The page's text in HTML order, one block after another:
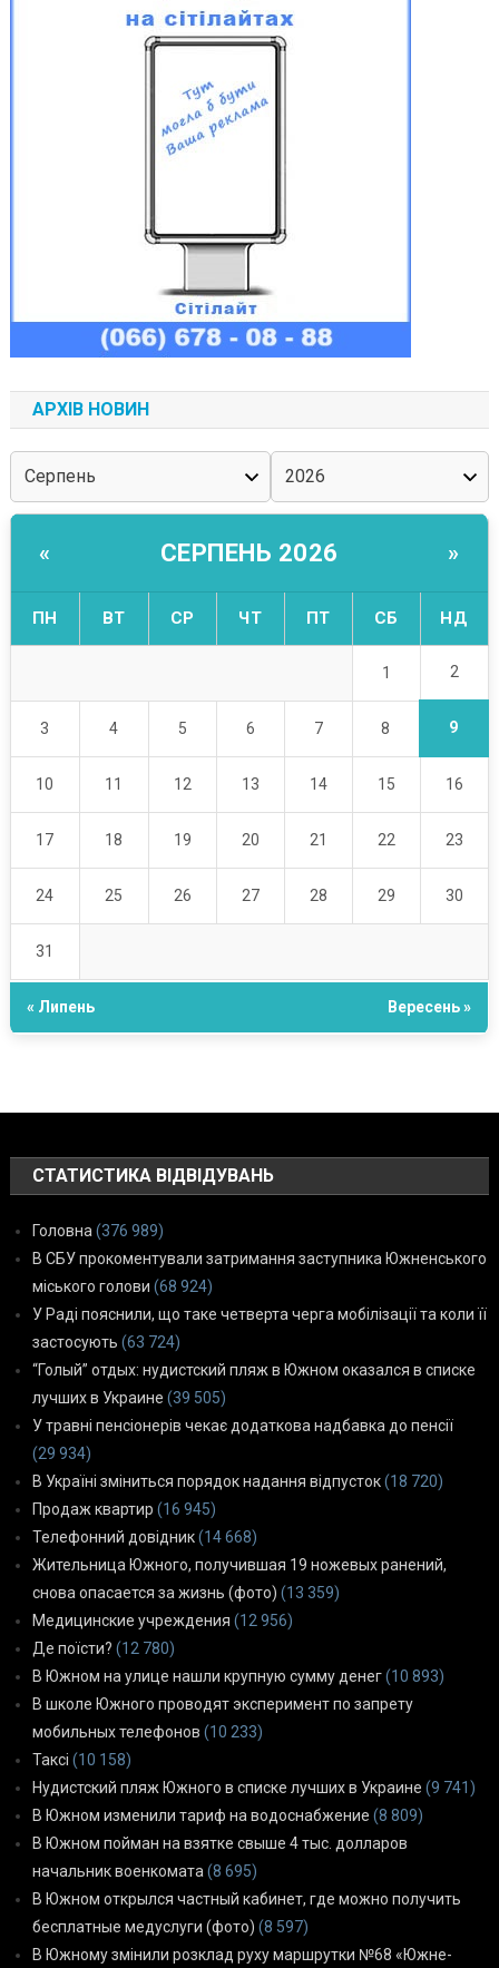
АРХІВ НОВИН
« СЕРПЕНЬ 2026 »
ПН ВТ СР ЧТ ПТ СБ НД
1 2
3 4 5 6 7 8 9
10 11 12 13 14 15 16
17 18 19 20 21 22 23
24 25 26 27 28 29 30
31
« Липень Вересень »
СТАТИСТИКА ВІДВІДУВАНЬ
Головна (376 989)
В СБУ прокоментували затримання заступника Южненського
міського голови (68 924)
У Раді пояснили, що таке четверта черга мобілізації та коли її
застосують (63 724)
“Голый” отдых: нудистский пляж в Южном оказался в списке
лучших в Украине (39 505)
У травні пенсіонерів чекає додаткова надбавка до пенсії
(29 934)
В Україні зміниться порядок надання відпусток(18 720)
Продаж квартир (16 945)
Телефонний довідник(14 668)
Жительница Южного, получившая 19 ножевых ранений,
снова опасается за жизнь (фото) (13 359)
Медицинские учреждения (12 956)
Де поїсти? (12 780)
В Южном на улице нашли крупную сумму денег(10 893)
В школе Южного проводят эксперимент по запрету
мобильных телефонов (10 233)
Таксі (10 158)
Нудистский пляж Южного в списке лучших в Украине (9 741)
В Южном изменили тариф на водоснабжение (8 809)
В Южном пойман на взятке свыше 4 тыс. долларов
начальник военкомата (8 695)
В Южном открылся частный кабинет, где можно получить
бесплатные медуслуги (фото) (8 597)
В Южному змінили розклад руху маршрутки №68 «Южне-